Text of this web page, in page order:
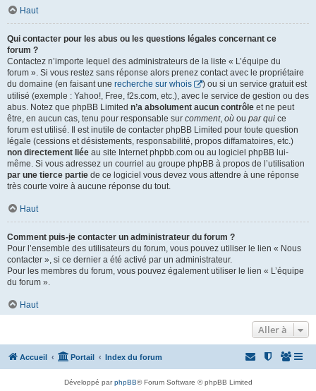
Haut
Qui contacter pour les abus ou les questions légales concernant ce
forum ?
Contactez n’importe lequel des administrateurs de la liste « L’équipe du
forum ». Si vous restez sans réponse alors prenez contact avec le propriétaire
du domaine (en faisant une recherche sur whois
) ou si un service gratuit est
utilisé (exemple : Yahoo!, Free, f2s.com, etc.), avec le service de gestion ou des
abus. Notez que phpBB Limited n’a absolument aucun contrôle et ne peut
être, en aucun cas, tenu pour responsable sur comment, où ou par qui ce
forum est utilisé. Il est inutile de contacter phpBB Limited pour toute question
légale (cessions et désistements, responsabilité, propos diffamatoires, etc.)
non directement liée au site Internet phpbb.com ou au logiciel phpBB lui-
même. Si vous adressez un courriel au groupe phpBB à propos de l’utilisation
par une tierce partie de ce logiciel vous devez vous attendre à une réponse
très courte voire à aucune réponse du tout.
Haut
Comment puis-je contacter un administrateur du forum ?
Pour l’ensemble des utilisateurs du forum, vous pouvez utiliser le lien « Nous
contacter », si ce dernier a été activé par un administrateur.
Pour les membres du forum, vous pouvez également utiliser le lien « L’équipe
du forum ».
Haut
Aller à
Accueil Portail Index du forum
Développé parphpBB® Forum Software © phpBB Limited